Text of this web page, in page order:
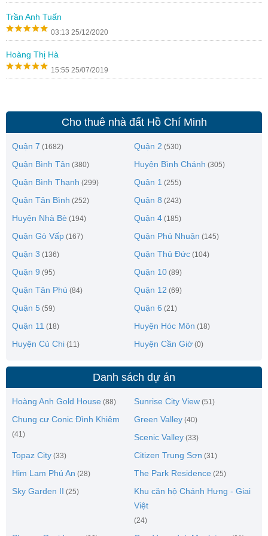
Trần Anh Tuấn
03:13 25/12/2020
Hoàng Thị Hà
15:55 25/07/2019
Cho thuê nhà đất Hồ Chí Minh
Quận 7 (1682) Quận 2 (530)
Quận Bình Tân (380) Huyện Bình Chánh (305)
Quận Bình Thạnh (299) Quận 1 (255)
Quận Tân Bình (252) Quận 8 (243)
Huyện Nhà Bè (194) Quận 4 (185)
Quận Gò Vấp (167) Quận Phú Nhuận (145)
Quận 3 (136) Quận Thủ Đức (104)
Quận 9 (95) Quận 10 (89)
Quận Tân Phú (84) Quận 12 (69)
Quận 5 (59) Quận 6 (21)
Quận 11 (18) Huyện Hóc Môn (18)
Huyện Củ Chi (11) Huyện Cần Giờ (0)
Danh sách dự án
Hoàng Anh Gold House (88) Sunrise City View (51)
Chung cư Conic Đình Khiêm
(41)
Green Valley (40)
Scenic Valley (33)
Topaz City (33) Citizen Trung Sơn (31)
Him Lam Phú An (28) The Park Residence (25)
Sky Garden II (25)
Khu căn hộ Chánh Hưng - Giai
Việt
(24)